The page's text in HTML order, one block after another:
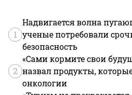
1
Надвигается волна
ученые потребовали
безопасность
2
«Сами кормите свои
назвал продукты,
онкологии